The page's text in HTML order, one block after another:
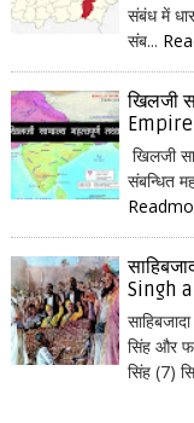
संबंध में
संब...
खिलजी
खिलजी
संबन्धित
Singh
सिंह और
सिंह (7)